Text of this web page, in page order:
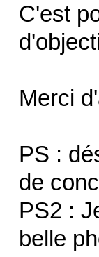
C'est
Merci
PS :
de
PS2 :
belle